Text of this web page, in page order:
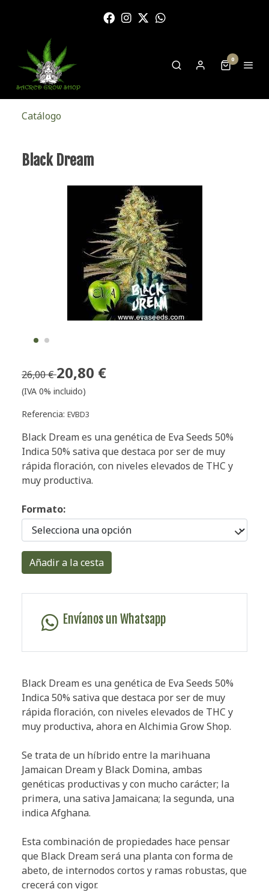
0
Catálogo
Black Dream
26,00 €20,80 €
(IVA 0% incluido)
Referencia: EVBD3
Black Dream es una genética de Eva Seeds 50%
Indica 50% sativa que destaca por ser de muy
rápida floración, con niveles elevados de THC y
muy productiva.
Formato:
Añadir a la cesta
Envíanos un Whatsapp
Black Dream es una genética de Eva Seeds 50%
Indica 50% sativa que destaca por ser de muy
rápida floración, con niveles elevados de THC y
muy productiva, ahora en Alchimia Grow Shop.
Se trata de un híbrido entre la marihuana
Jamaican Dream y Black Domina, ambas
genéticas productivas y con mucho carácter; la
primera, una sativa Jamaicana; la segunda, una
indica Afghana.
Esta combinación de propiedades hace pensar
que Black Dream será una planta con forma de
abeto, de internodos cortos y ramas robustas, que
crecerá con vigor.